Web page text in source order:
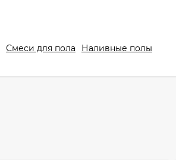
Смеси для пола Наливные полы